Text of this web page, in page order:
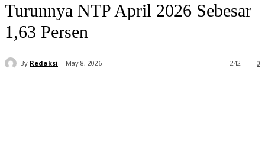
Turunnya NTP April 2026 Sebesar
1,63 Persen
By Redaksi May 8, 2026 0
242